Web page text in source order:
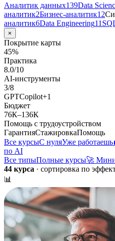
Аналитик данных139Data
аналитик2Бизнес-аналитик12
аналитик6Data Engineering11
×
Покрытие карты
45%
Практика
8.0/10
AI-инструменты
3/8
GPTCopilot+1
Бюджет
76К–136К
Помощь с трудоустройством
ГарантияСтажировкаПомощь
Все курсыС нуляУже работаешь
по AI
Все типыПолные курсы🚀
44 курса · сортировка по
📊